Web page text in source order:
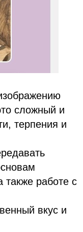
сложный и
терпения и
также работе с
вкус и